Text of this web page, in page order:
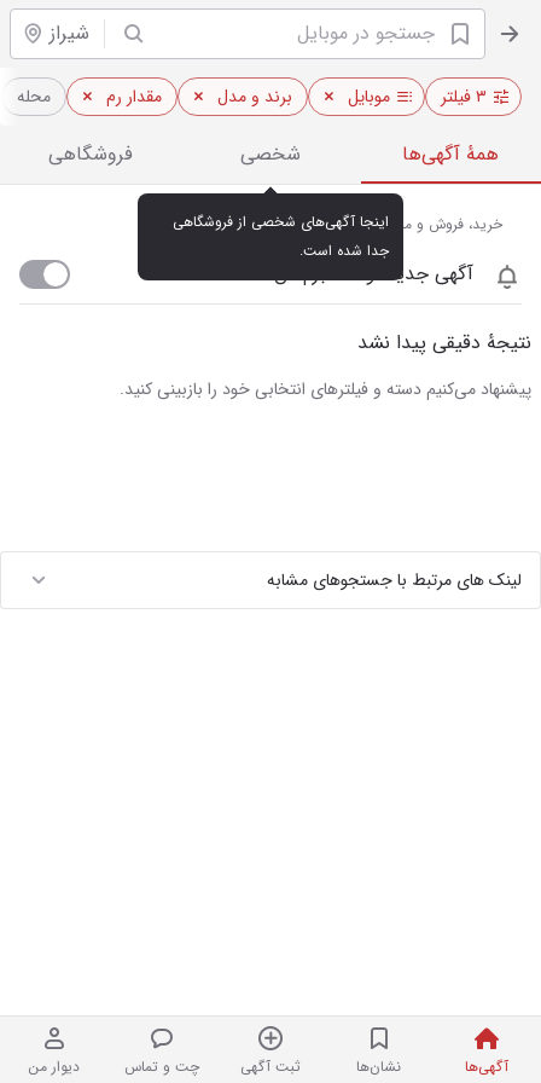
شیراز
آگهی‌ها نشان‌ها ثبت آگهی چت و تماس دیوار من
۳ فیلتر موبایل برند و مدل مقدار رم محله
همهٔ آگهی‌ها شخصی فروشگاهی
جدا شده است.
خرید، فروش و مشاهده قیمت روز موبایل در شیراز
آگهی جدید اومد خبرم کن
نتیجهٔ دقیقی پیدا نشد
پیشنهاد می‌کنیم دسته و فیلترهای انتخابی خود را بازبینی کنید.
لینک های مرتبط با جستجوهای مشابه